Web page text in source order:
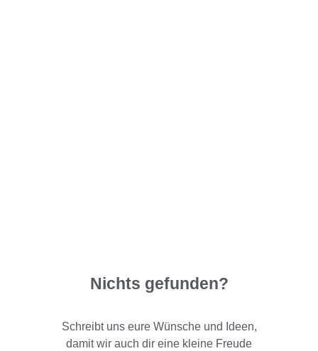
Nichts gefunden?
Schreibt uns eure Wünsche und Ideen,
damit wir auch dir eine kleine Freude